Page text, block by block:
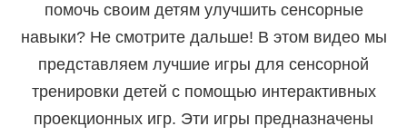
помочь своим детям улучшить сенсорные
навыки? Не смотрите дальше! В этом видео мы
представляем лучшие игры для сенсорной
тренировки детей с помощью интерактивных
проекционных игр. Эти игры предназначены